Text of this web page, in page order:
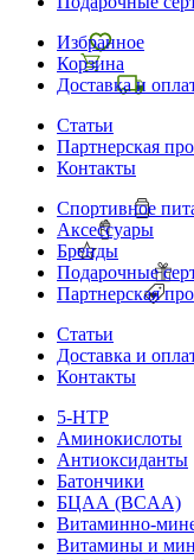
Избранное
Корзина
Доставка и
Статьи
Партнерская
Контакты
Спортивное
Аксессуары
Бренды
Подарочные
Партнерская
Статьи
Доставка и
Контакты
5-HTP
Аминокислоты
Антиоксиданты
Батончики
БЦАА (BCAA)
Витаминно-
Витамины и